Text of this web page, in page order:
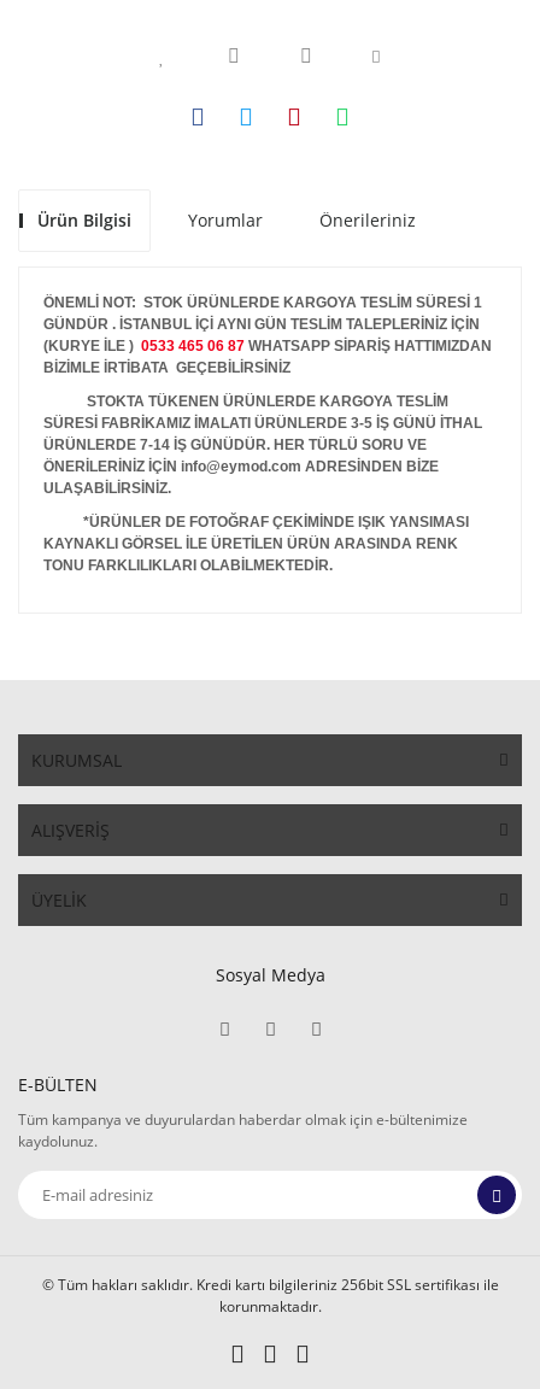
Ürün Bilgisi Yorumlar Önerileriniz
ÖNEMLİ NOT: STOK ÜRÜNLERDE KARGOYA TESLİM SÜRESİ 1
GÜNDÜR . İSTANBUL İÇİ AYNI GÜN TESLİM TALEPLERİNİZ İÇİN
(KURYE İLE ) 0533 465 06 87 WHATSAPP SİPARİŞ HATTIMIZDAN
BİZİMLE İRTİBATA GEÇEBİLİRSİNİZ
STOKTA TÜKENEN ÜRÜNLERDE KARGOYA TESLİM
SÜRESİ FABRİKAMIZ İMALATI ÜRÜNLERDE 3-5 İŞ GÜNÜ İTHAL
ÜRÜNLERDE 7-14 İŞ GÜNÜDÜR. HER TÜRLÜ SORU VE
ÖNERİLERİNİZ İÇİN info@eymod.com ADRESİNDEN BİZE
ULAŞABİLİRSİNİZ.
*ÜRÜNLER DE FOTOĞRAF ÇEKİMİNDE IŞIK YANSIMASI
KAYNAKLI GÖRSEL İLE ÜRETİLEN ÜRÜN ARASINDA RENK
TONU FARKLILIKLARI OLABİLMEKTEDİR.
KURUMSAL
ALIŞVERİŞ
ÜYELİK
Sosyal Medya
E-BÜLTEN
Tüm kampanya ve duyurulardan haberdar olmak için e-bültenimize
kaydolunuz.
© Tüm hakları saklıdır. Kredi kartı bilgileriniz 256bit SSL sertifikası ile
korunmaktadır.